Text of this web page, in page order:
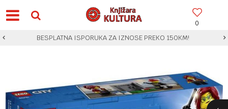
0
BESPLATNA ISPORUKA ZA IZNOSE PREKO 150KM!